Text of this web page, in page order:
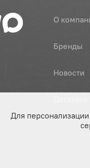
О
Бренды
Новости
Для